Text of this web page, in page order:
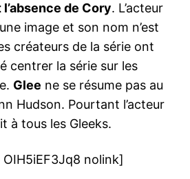
de Cory. L’acteur
image et son nom n’est
créateurs de la série ont
centrer la série sur les
Glee ne se résume pas au
Hudson. Pourtant l’acteur
à tous les Gleeks.
nolink]